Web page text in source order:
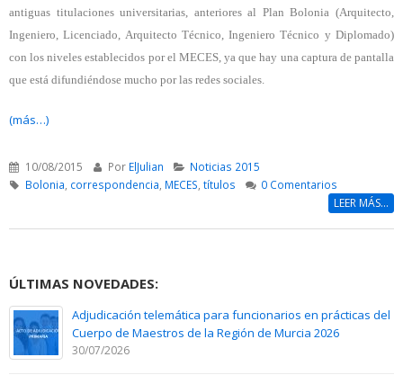
antiguas titulaciones universitarias, anteriores al Plan Bolonia (Arquitecto,
Ingeniero, Licenciado, Arquitecto Técnico, Ingeniero Técnico y Diplomado)
con los niveles establecidos por el MECES, ya que hay una captura de pantalla
que está difundiéndose mucho por las redes sociales.
(más…)
10/08/2015 Por ElJulian
Noticias 2015
Bolonia, correspondencia, MECES, títulos 0 Comentarios
LEER MÁS...
ÚLTIMAS NOVEDADES:
Adjudicación telemática para funcionarios en prácticas del
Cuerpo de Maestros de la Región de Murcia 2026
30/07/2026